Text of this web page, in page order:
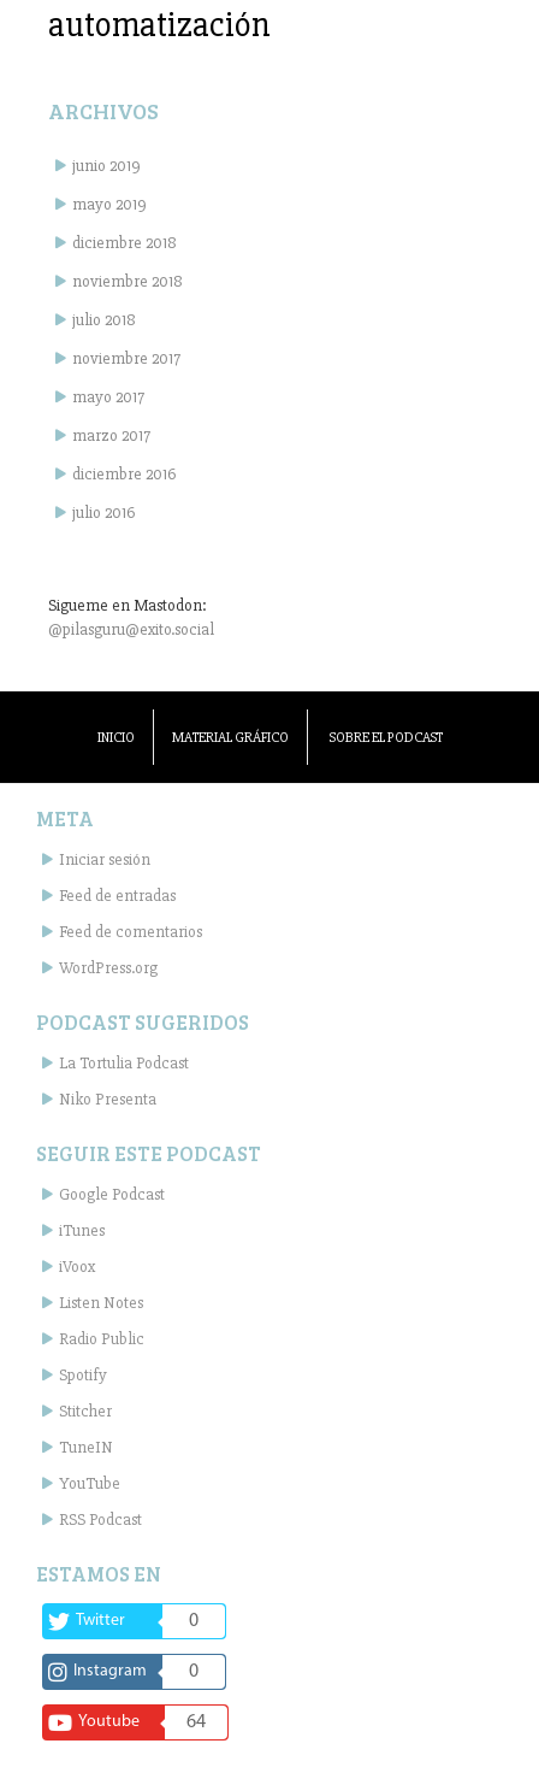
automatización
ARCHIVOS
junio 2019
mayo 2019
diciembre 2018
noviembre 2018
julio 2018
noviembre 2017
mayo 2017
marzo 2017
diciembre 2016
julio 2016
Sigueme en Mastodon:
@pilasguru@exito.social
INICIO MATERIAL GRÁFICO SOBRE EL PODCAST
META
Iniciar sesión
Feed de entradas
Feed de comentarios
WordPress.org
PODCAST SUGERIDOS
La Tortulia Podcast
Niko Presenta
SEGUIR ESTE PODCAST
Google Podcast
iTunes
iVoox
Listen Notes
Radio Public
Spotify
Stitcher
TuneIN
YouTube
RSS Podcast
ESTAMOS EN
Twitter 0
Instagram 0
Youtube 64